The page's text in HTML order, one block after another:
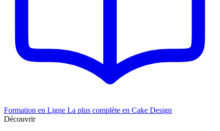
Formation en Ligne La plus complète en Cake Design
Découvrir